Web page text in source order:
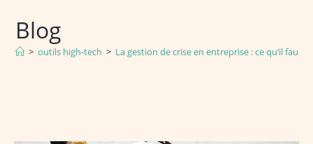
Blog
> outils high-tech > La gestion de crise en entreprise : ce qu’il faut